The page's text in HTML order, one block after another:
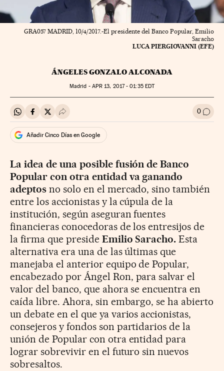
GRA057 MADRID, 10/4/2017.-El presidente del Banco Popular, Emilio
Saracho
LUCA PIERGIOVANNI (EFE)
ÁNGELES GONZALO ALCONADA
Madrid - APR 13, 2017 - 01:35EDT
Compartir en Whatsapp
Compartir en Facebook
Compartir en Twitter
Desplegar Redes Sociales 0 Ir a
Añadir Cinco Días en Google
La idea de una posible fusión de Banco
Popular con otra entidad va ganando
adeptosno solo en el mercado, sino también
entre los accionistas y la cúpula de la
institución, según aseguran fuentes
financieras conocedoras de los entresijos de
la firma que preside Emilio Saracho. Esta
alternativa era una de las últimas que
manejaba el anterior equipo de Popular,
encabezado por Ángel Ron, para salvar el
valor del banco, que ahora se encuentra en
caída libre. Ahora, sin embargo, se ha abierto
un debate en el que ya varios accionistas,
consejeros y fondos son partidarios de la
unión de Popular con otra entidad para
lograr sobrevivir en el futuro sin nuevos
sobresaltos.